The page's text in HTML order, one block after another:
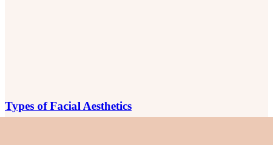
Types of Facial Aesthetics